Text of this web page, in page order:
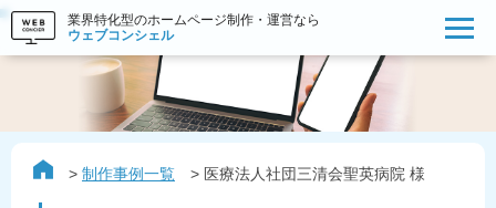
業界特化型のホームページ制作・運営なら
ウェブコンシェル
制作事例一覧 医療法人社団三清会聖英病院 様